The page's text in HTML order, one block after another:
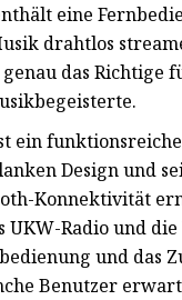
eine
drahtlos
das Richtige
ein
Design und
Konnektivität
Radio und
und das
Benutzer